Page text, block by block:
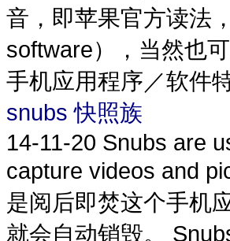
音，即苹果官方读法
software），当然也
手机应用程序／软件
snubs 快照族
14-11-20 Snubs are
capture videos and
是阅后即焚这个手机
就会自动销毁。